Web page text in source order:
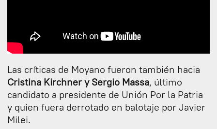
Las críticas de Moyano fueron también hacia
Cristina Kirchner y Sergio Massa, último
candidato a presidente de Unión Por la Patria
y quien fuera derrotado en balotaje por Javier
Milei.